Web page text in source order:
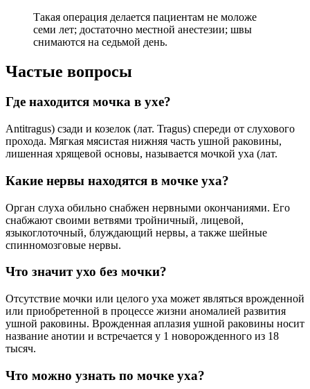
Такая операция делается пациентам не моложе
семи лет; достаточно местной анестезии; швы
снимаются на седьмой день.
Частые вопросы
Где находится мочка в ухе?
Antitragus) сзади и козелок (лат. Tragus) спереди от слухового
прохода. Мягкая мясистая нижняя часть ушной раковины,
лишенная хрящевой основы, называется мочкой уха (лат.
Какие нервы находятся в мочке уха?
Орган слуха обильно снабжен нервными окончаниями. Его
снабжают своими ветвями тройничный, лицевой,
языкоглоточный, блуждающий нервы, а также шейные
спинномозговые нервы.
Что значит ухо без мочки?
Отсутствие мочки или целого уха может являться врожденной
или приобретенной в процессе жизни аномалией развития
ушной раковины. Врожденная аплазия ушной раковины носит
название анотии и встречается у 1 новорожденного из 18
тысяч.
Что можно узнать по мочке уха?